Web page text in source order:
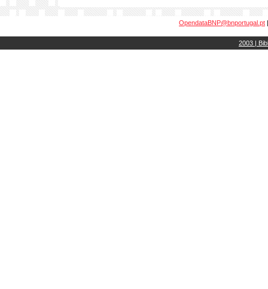
OpendataBNP@bnportugal.pt
2003 |